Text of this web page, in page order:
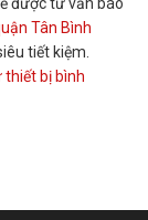
Tân Bình
tiết kiệm.
thiết bị bình